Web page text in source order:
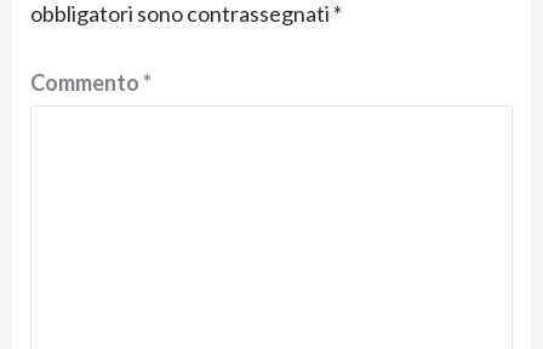
obbligatori sono contrassegnati *
Commento*